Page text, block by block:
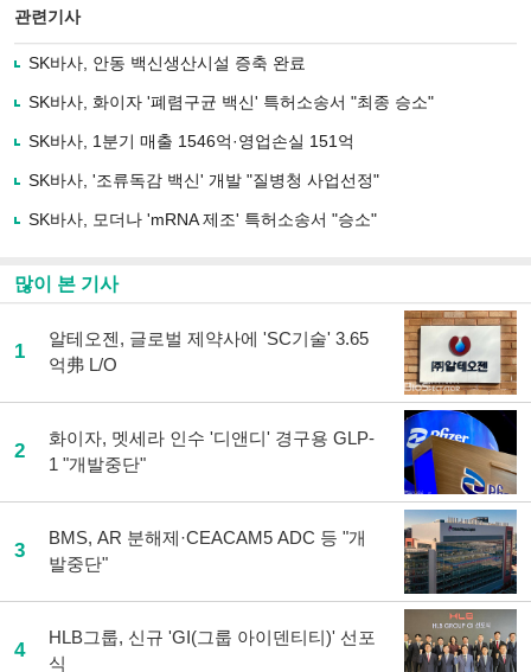
로
기
사
유
기
관련기사
SK바사, 안동 백신생산시설 증축 완료
SK바사, 화이자 '폐렴구균 백신' 특허소송서 "최종 승소"
SK바사, 1분기 매출 1546억·영업손실 151억
SK바사, '조류독감 백신' 개발 "질병청 사업선정"
SK바사, 모더나 'mRNA 제조' 특허소송서 "승소"
많이 본 기사
1
알테오젠, 글로벌 제약사에 'SC기술' 3.65
억弗 L/O
2
화이자, 멧세라 인수 '디앤디' 경구용 GLP-
1 "개발중단"
3
BMS, AR 분해제·CEACAM5 ADC 등 "개
발중단"
4
HLB그룹, 신규 'GI(그룹 아이덴티티)' 선포
식